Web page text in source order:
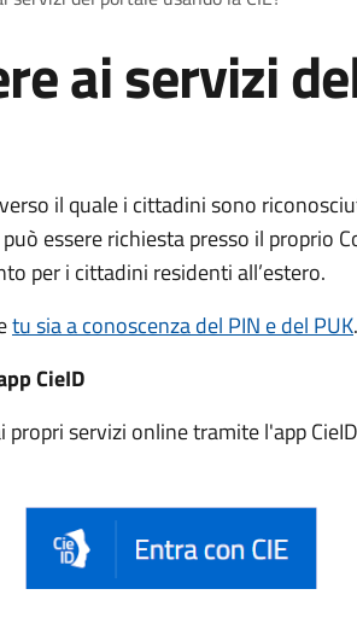
ai servizi
il quale i cittadini sono
essererichiesta presso il proprio
per i cittadini residenti all’estero.
tu sia a conoscenza del PIN e del PUK.
CieID
servizi online tramite l'app